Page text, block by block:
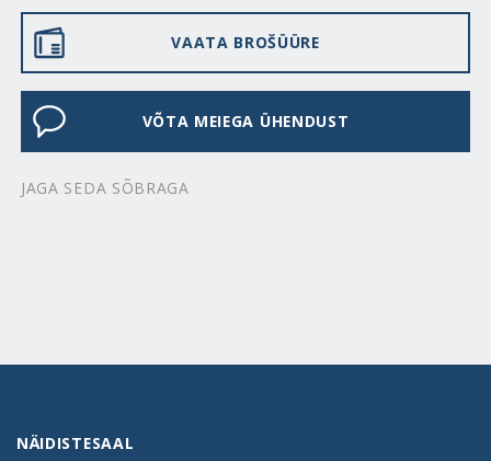
VAATA BROŠÜÜRE
VÕTA MEIEGA ÜHENDUST
JAGA SEDA SÕBRAGA
NÄIDISTESAAL